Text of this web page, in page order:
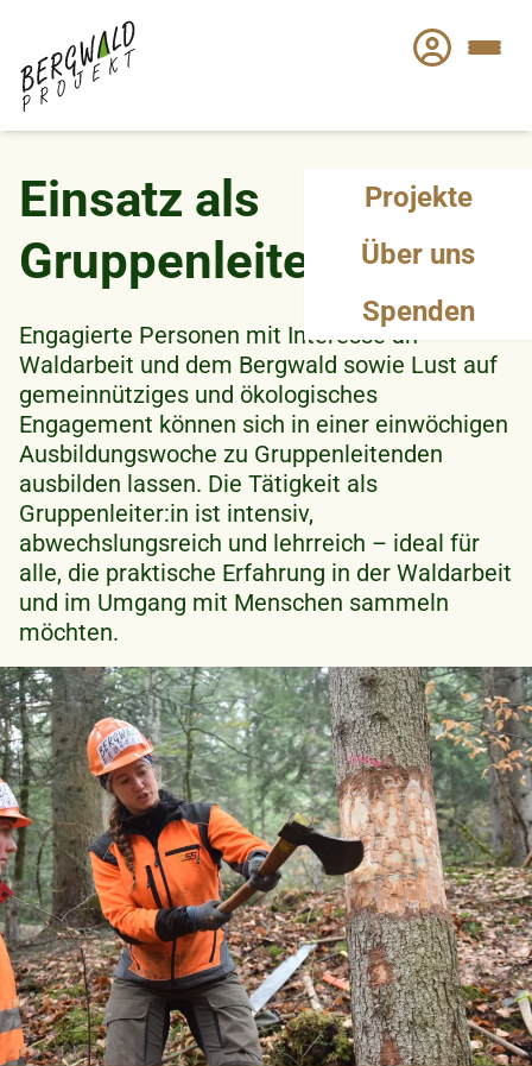
Inhalt
Einsatz als
Gruppenleiter:in
Engagierte Personen mit Interesse an
Waldarbeit und dem Bergwald sowie Lust auf
gemeinnütziges und ökologisches
Engagement können sich in einer einwöchigen
Ausbildungswoche zu Gruppenleitenden
ausbilden lassen. Die Tätigkeit als
Gruppenleiter:in ist intensiv,
abwechslungsreich und lehrreich – ideal für
alle, die praktische Erfahrung in der Waldarbeit
und im Umgang mit Menschen sammeln
möchten.
Projekte
Über uns
Spenden